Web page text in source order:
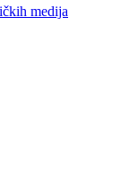
medija